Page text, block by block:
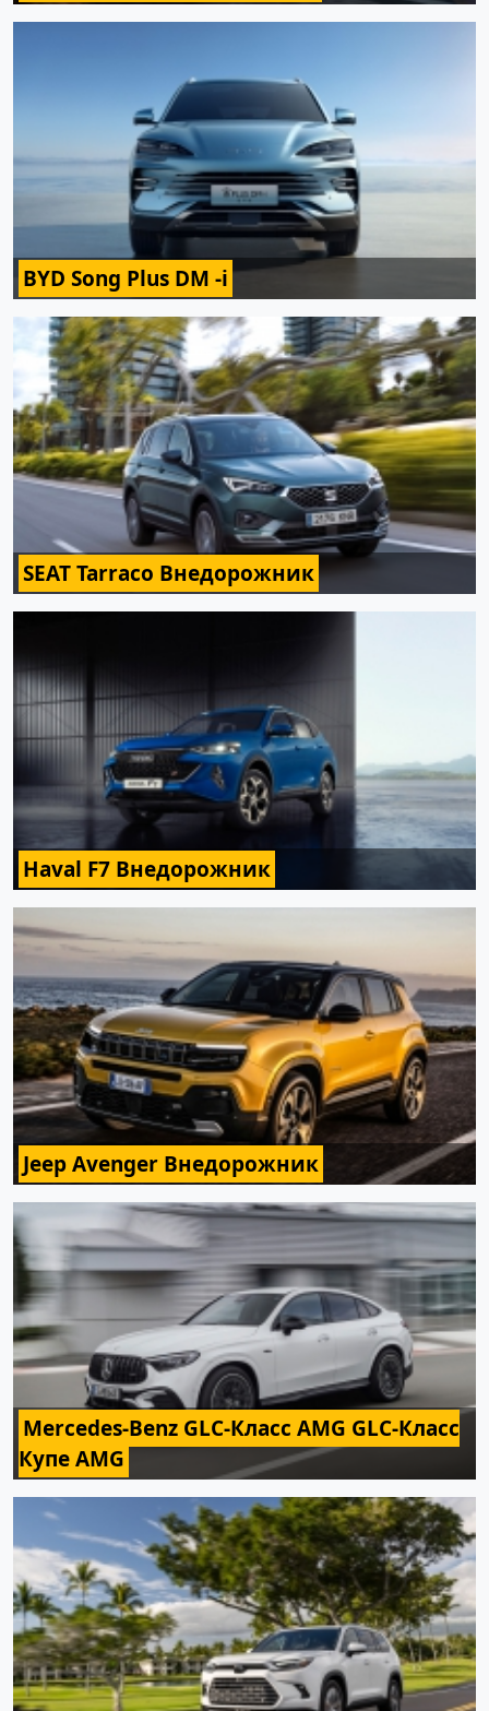
BYD Song Plus DM -i
SEAT Tarraco Внедорожник
Haval F7 Внедорожник
Jeep Avenger Внедорожник
Mercedes-Benz GLC-Класс AMG GLC-Класс
Купе AMG